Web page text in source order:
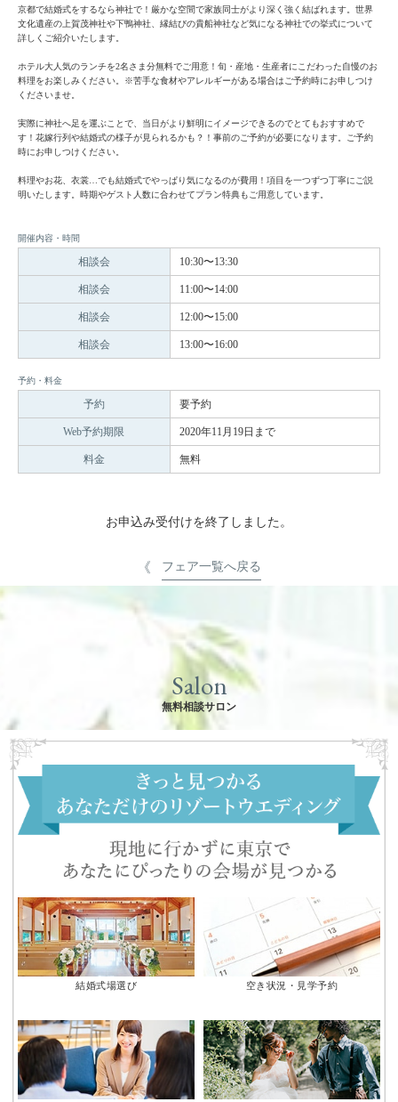
京都で結婚式をするなら神社で！厳かな空間で家族同士がより深く強く結ばれます。世界
文化遺産の上賀茂神社や下鴨神社、縁結びの貴船神社など気になる神社での挙式について
詳しくご紹介いたします。
ホテル大人気のランチを2名さま分無料でご用意！旬・産地・生産者にこだわった自慢のお
料理をお楽しみください。※苦手な食材やアレルギーがある場合はご予約時にお申しつけ
くださいませ。
実際に神社へ足を運ぶことで、当日がより鮮明にイメージできるのでとてもおすすめで
す！花嫁行列や結婚式の様子が見られるかも？！事前のご予約が必要になります。ご予約
時にお申しつけください。
料理やお花、衣裳…でも結婚式でやっぱり気になるのが費用！項目を一つずつ丁寧にご説
明いたします。時期やゲスト人数に合わせてプラン特典もご用意しています。
開催内容・時間
相談会 10:30〜13:30
相談会 11:00〜14:00
相談会 12:00〜15:00
相談会 13:00〜16:00
予約・料金
予約 要予約
Web予約期限 2020年11月19日まで
料金 無料
お申込み受付けを終了しました。
フェア一覧へ戻る
Salon
無料相談サロン
結婚式場選び 空き状況・見学予約